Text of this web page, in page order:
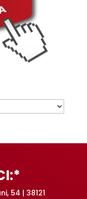
54 | 38121